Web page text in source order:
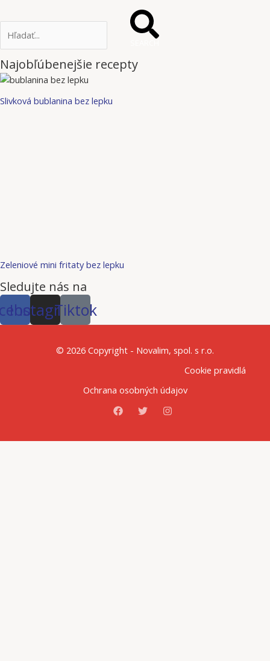
Najobľúbenejšie recepty
Slivková bublanina bez lepku
Zeleniové mini fritaty bez lepku
Sledujte nás na
Instagram
Tiktok
© 2026 Copyright - Novalim, spol. s r.o.
Cookie pravidlá
Ochrana osobných údajov